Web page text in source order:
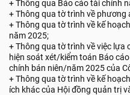
+ Thông qua Báo cáo tài chính
+ Thông qua tờ trình về phương
+ Thông qua tờ trình về kế
năm 2025;
+ Thông qua tờ trình về việc
hiện soát xét/kiểm toán Báo
chính bán niên/năm 2025 của
+ Thông qua tờ trình về kế
ích khác của Hội đồng quản trị